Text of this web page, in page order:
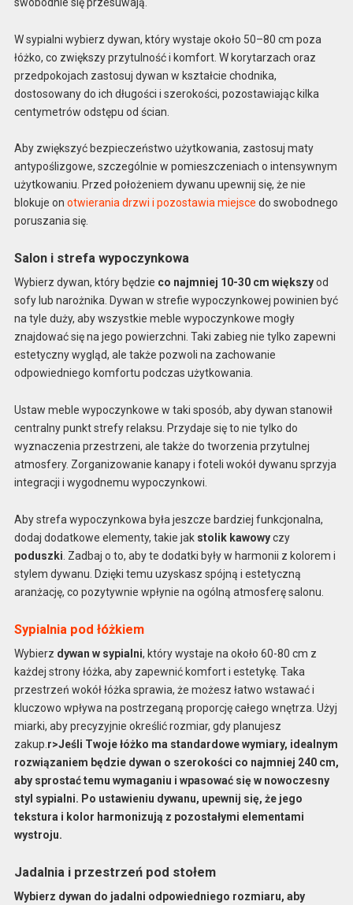
W sypialni wybierz dywan, który wystaje około 50–80 cm poza
łóżko, co zwiększy przytulność i komfort. W korytarzach oraz
przedpokojach zastosuj dywan w kształcie chodnika,
dostosowany do ich długości i szerokości, pozostawiając kilka
centymetrów odstępu od ścian.
Aby zwiększyć bezpieczeństwo użytkowania, zastosuj maty
antypoślizgowe, szczególnie w pomieszczeniach o intensywnym
użytkowaniu. Przed położeniem dywanu upewnij się, że nie
blokuje on otwierania drzwi i pozostawia miejsce do swobodnego
poruszania się.
Salon i strefa wypoczynkowa
Wybierz dywan, który będzie co najmniej 10-30 cm większyod
sofy lub narożnika. Dywan w strefie wypoczynkowej powinien być
na tyle duży, aby wszystkie meble wypoczynkowe mogły
znajdować się na jego powierzchni. Taki zabieg nie tylko zapewni
estetyczny wygląd, ale także pozwoli na zachowanie
odpowiedniego komfortu podczas użytkowania.
Ustaw meble wypoczynkowe w taki sposób, aby dywan stanowił
centralny punkt strefy relaksu. Przydaje się to nie tylko do
wyznaczenia przestrzeni, ale także do tworzenia przytulnej
atmosfery. Zorganizowanie kanapy i foteli wokół dywanu sprzyja
integracji i wygodnemu wypoczynkowi.
Aby strefa wypoczynkowa była jeszcze bardziej funkcjonalna,
dodaj dodatkowe elementy, takie jak stolik kawowyczy
poduszki . Zadbaj o to, aby te dodatki były w harmonii z kolorem i
stylem dywanu. Dzięki temu uzyskasz spójną i estetyczną
aranżację, co pozytywnie wpłynie na ogólną atmosferę salonu.
Sypialnia pod łóżkiem
Wybierz dywan w sypialni, który wystaje na około 60-80 cm z
każdej strony łóżka, aby zapewnić komfort i estetykę. Taka
przestrzeń wokół łóżka sprawia, że możesz łatwo wstawać i
kluczowo wpływa na postrzeganą proporcję całego wnętrza. Użyj
miarki, aby precyzyjnie określić rozmiar, gdy planujesz
zakup. r>Jeśli Twoje łóżko ma standardowe wymiary, idealnym
rozwiązaniem będzie dywan o szerokości co najmniej 240 cm,
aby sprostać temu wymaganiu i wpasować się w nowoczesny
styl sypialni. Po ustawieniu dywanu, upewnij się, że jego
tekstura i kolor harmonizują z pozostałymi elementami
wystroju.
Jadalnia i przestrzeń pod stołem
Wybierz dywan do jadalni odpowiedniego rozmiaru, aby